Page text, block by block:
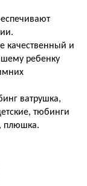
качественный и
ребенку
ватрушка,
тюбинги
плюшка.